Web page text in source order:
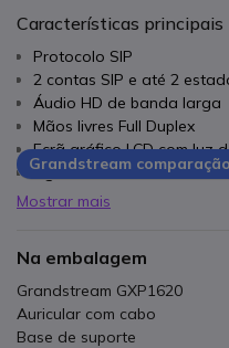
Características principais
Protocolo SIP
2 contas SIP e até 2
Áudio HD de banda larga
Mãos livres Full Duplex
Ecrã gráfico LCD com luz
Agenda de até 500
2 teclas de linha de 2 cores
Grandstream
Mostrar mais
Na embalagem
Grandstream GXP1620
Auricular com cabo
Base de suporte